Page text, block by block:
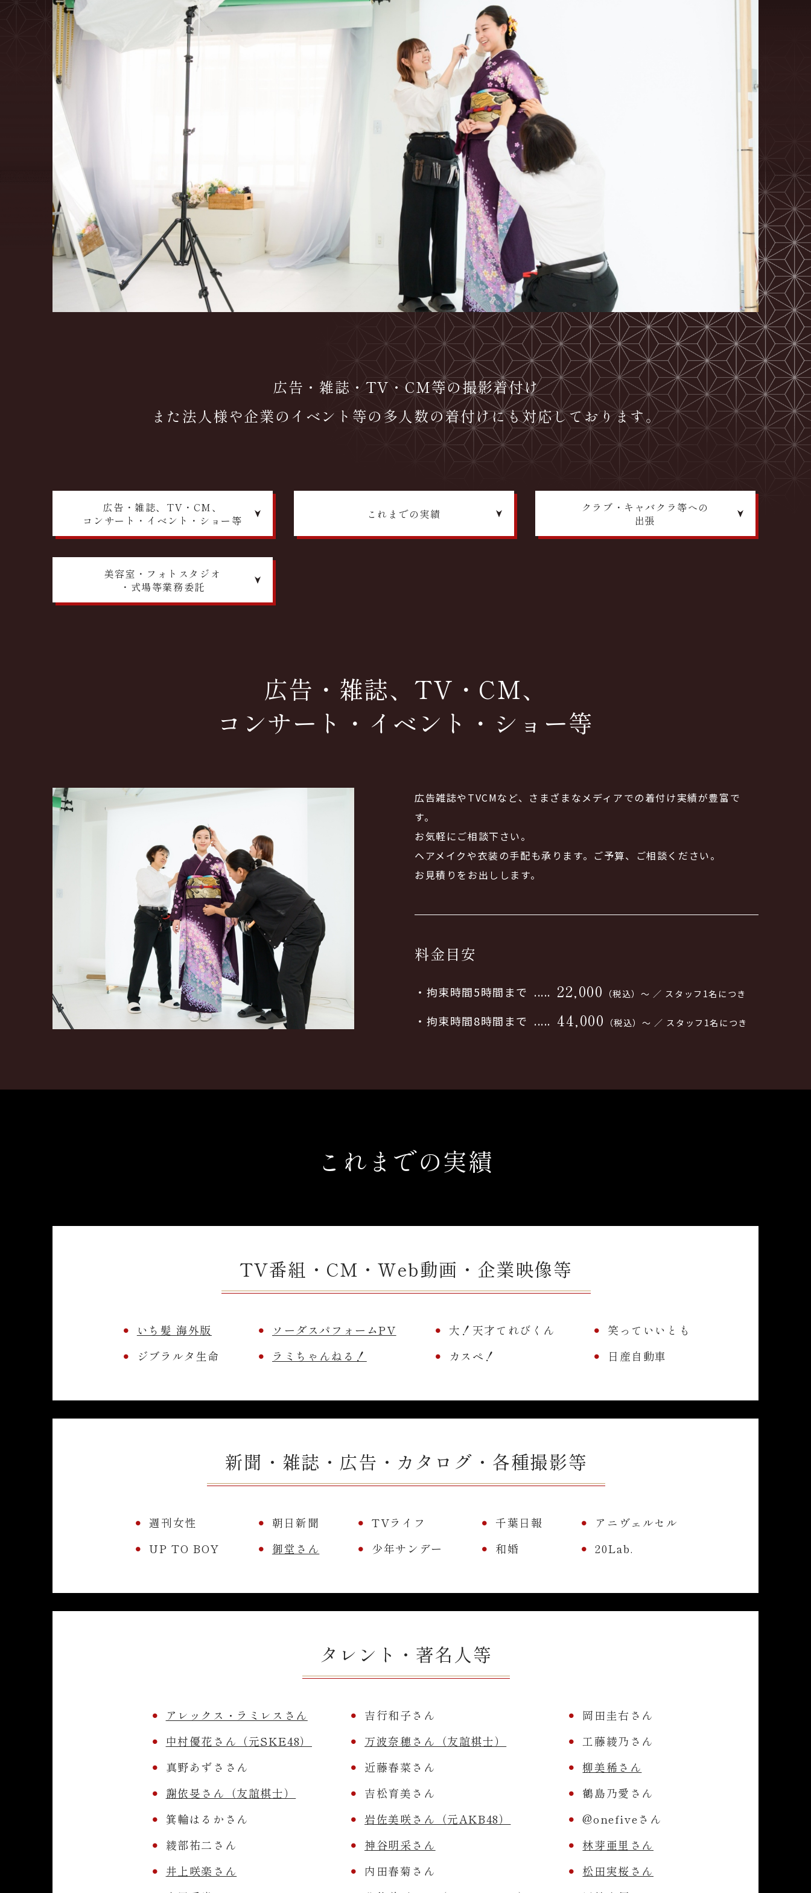
広告・雑誌・TV・CM等の撮影着付け
また法人様や企業のイベント等の 多人数の着付けにも対応しております。
広告・雑誌、TV・CM、
コンサート・イベント・ショー等
これまでの実績 クラブ・キャバクラ等への
出張
美容室・フォトスタジオ
・式場等業務委託
広告・雑誌、TV・CM、
コンサート・イベント・ショー等
広告雑誌やTVCMなど、さまざまなメディアでの着付け実績が豊富で
す。
お気軽にご相談下さい。
ヘアメイクや衣装の手配も承ります。ご予算、ご相談ください。
お見積りをお出しします。
料金目安
・拘束時間5時間まで 22,000 （税込）～ ／ スタッフ1名につき
・拘束時間8時間まで 44,000 （税込）～ ／ スタッフ1名につき
これまでの実績
TV番組・CM・Web動画・企業映像等
いち髪 海外版
ジブラルタ生命
ソーダスパフォームPV
ラミちゃんねる！
大！天才てれびくん
カスペ！
笑っていいとも
日産自動車
新聞・雑誌・広告・カタログ・各種撮影等
週刊女性
UP TO BOY
朝日新聞
御堂さん
TVライフ
少年サンデー
千葉日報
和婚
アニヴェルセル
20Lab.
タレント・著名人等
アレックス・ラミレスさん
中村優花さん（元SKE48）
真野あずささん
謝依旻さん（友誼棋士）
箕輪はるかさん
綾部祐二さん
井上咲楽さん
吉行和子さん
万波奈穂さん（友誼棋士）
近藤春菜さん
吉松育美さん
岩佐美咲さん（元AKB48）
神谷明采さん
内田春菊さん
岡田圭右さん
工藤綾乃さん
柳美稀さん
鶴島乃愛さん
@onefiveさん
林芽亜里さん
松田実桜さん